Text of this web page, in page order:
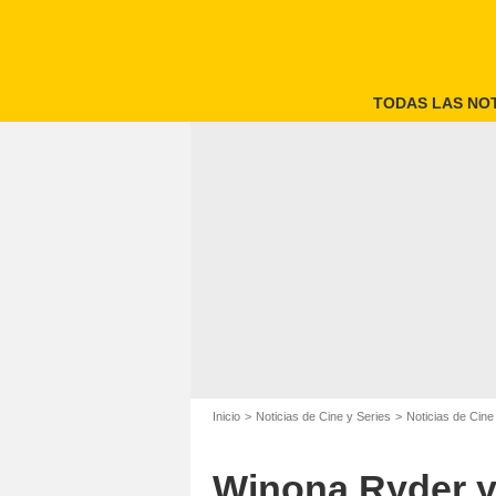
TODAS LAS
Inicio Noticias de Cine y Series Noticias de Cine